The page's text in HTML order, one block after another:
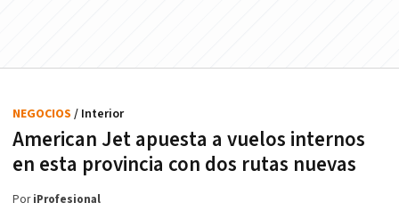
American Jet apuesta a vuelos internos
en esta provincia con dos rutas nuevas
NEGOCIOS / Interior
PoriProfesional